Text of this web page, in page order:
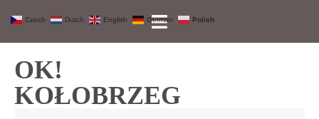
OK!
KOŁOBRZEG
Czech Dutch English German Polish